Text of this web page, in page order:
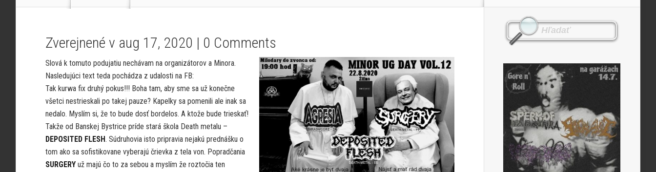
Zverejnené v aug 17, 2020 | 0 Comments
Slová k tomuto podujatiu nechávam na organizátorov a Minora.
Nasledujúci text teda pochádza z udalosti na FB:
Tak kurwa fix druhý pokus!!! Boha tam, aby sme sa už konečne
všetci nestrieskali po takej pauze? Kapelky sa pomenili ale inak sa
nedalo. Myslím si, že to bude dosť bordelos. A ktože bude trieskať!
Takže od Banskej Bystrice príde stará škola Death metalu –
DEPOSITED FLESH. Súdruhovia isto pripravia nejakú prednášku o
tom ako sa sofistikovane vyberajú črievka z tela von. Popradčania
SURGERY už majú čo to za sebou a myslím že roztočia ten